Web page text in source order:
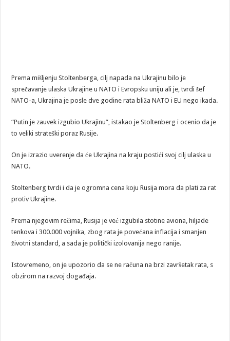
Prema mišljenju Stoltenberga, cilj napada na Ukrajinu bilo je
sprečavanje ulaska Ukrajine u NATO i Evropsku uniju ali je, tvrdi šef
NATO-a, Ukrajina je posle dve godine rata bliža NATO i EU nego ikada.
“Putin je zauvek izgubio Ukrajinu”, istakao je Stoltenberg i ocenio da je
to veliki strateški poraz Rusije.
On je izrazio uverenje da će Ukrajina na kraju postići svoj cilj ulaska u
NATO.
Stoltenberg tvrdi i da je ogromna cena koju Rusija mora da plati za rat
protiv Ukrajine.
Prema njegovim rečima, Rusija je već izgubila stotine aviona, hiljade
tenkova i 300.000 vojnika, zbog rata je povećana inflacija i smanjen
životni standard, a sada je politički izolovanija nego ranije.
Istovremeno, on je upozorio da se ne računa na brzi završetak rata, s
obzirom na razvoj događaja.